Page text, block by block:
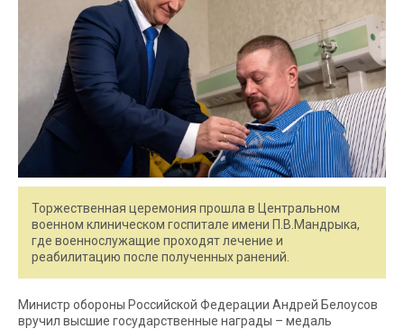
Торжественная церемония прошла в Центральном
военном клиническом госпитале имени П.В.Мандрыка,
где военнослужащие проходят лечение и
реабилитацию после полученных ранений.
Министр обороны Российской Федерации Андрей Белоусов
вручил высшие государственные награды – медаль